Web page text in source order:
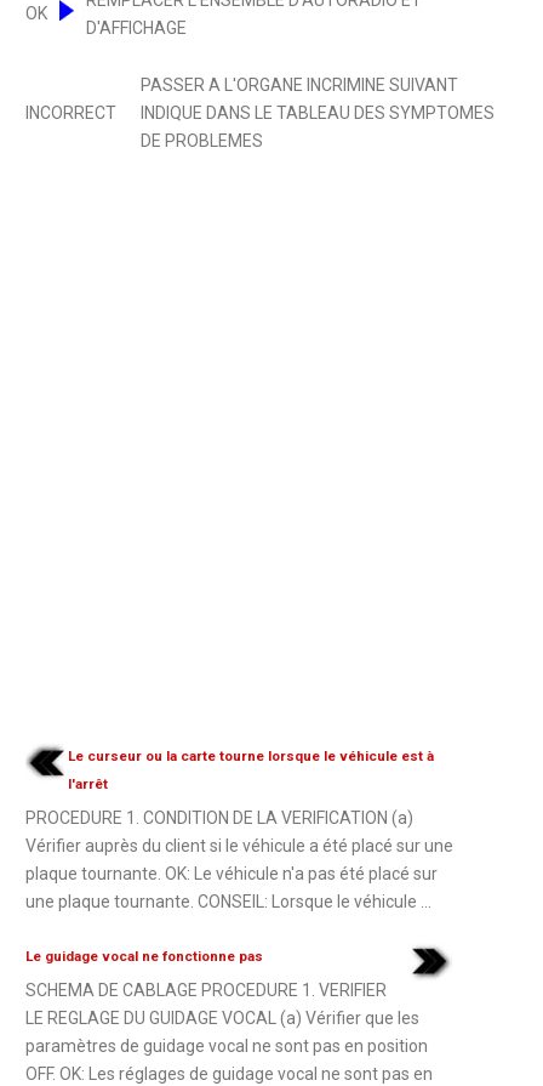
OK
D'AFFICHAGE
INCORRECT
PASSER A L'ORGANE INCRIMINE SUIVANT
INDIQUE DANS LE TABLEAU DES SYMPTOMES
DE PROBLEMES
Le curseur ou la carte tourne lorsque le véhicule est à
l'arrêt
PROCEDURE 1. CONDITION DE LA VERIFICATION (a)
Vérifier auprès du client si le véhicule a été placé sur une
plaque tournante. OK: Le véhicule n'a pas été placé sur
une plaque tournante. CONSEIL: Lorsque le véhicule ...
Le guidage vocal ne fonctionne pas
SCHEMA DE CABLAGE PROCEDURE 1. VERIFIER
LE REGLAGE DU GUIDAGE VOCAL (a) Vérifier que les
paramètres de guidage vocal ne sont pas en position
OFF. OK: Les réglages de guidage vocal ne sont pas en